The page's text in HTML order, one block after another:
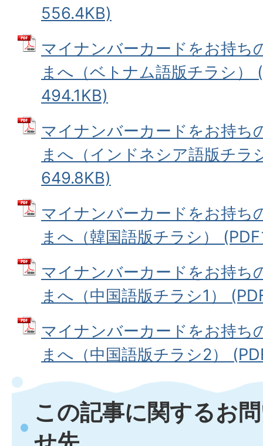
556.4KB)
マイナンバーカードをお持ち
まへ（ベトナム語版チラシ）
494.1KB)
マイナンバーカードをお持ち
まへ（インドネシア語版チラ
649.8KB)
マイナンバーカードをお持ち
まへ（韓国語版チラシ）
マイナンバーカードをお持ち
まへ（中国語版チラシ1）
マイナンバーカードをお持ち
まへ（中国語版チラシ2）
この記事に関するお